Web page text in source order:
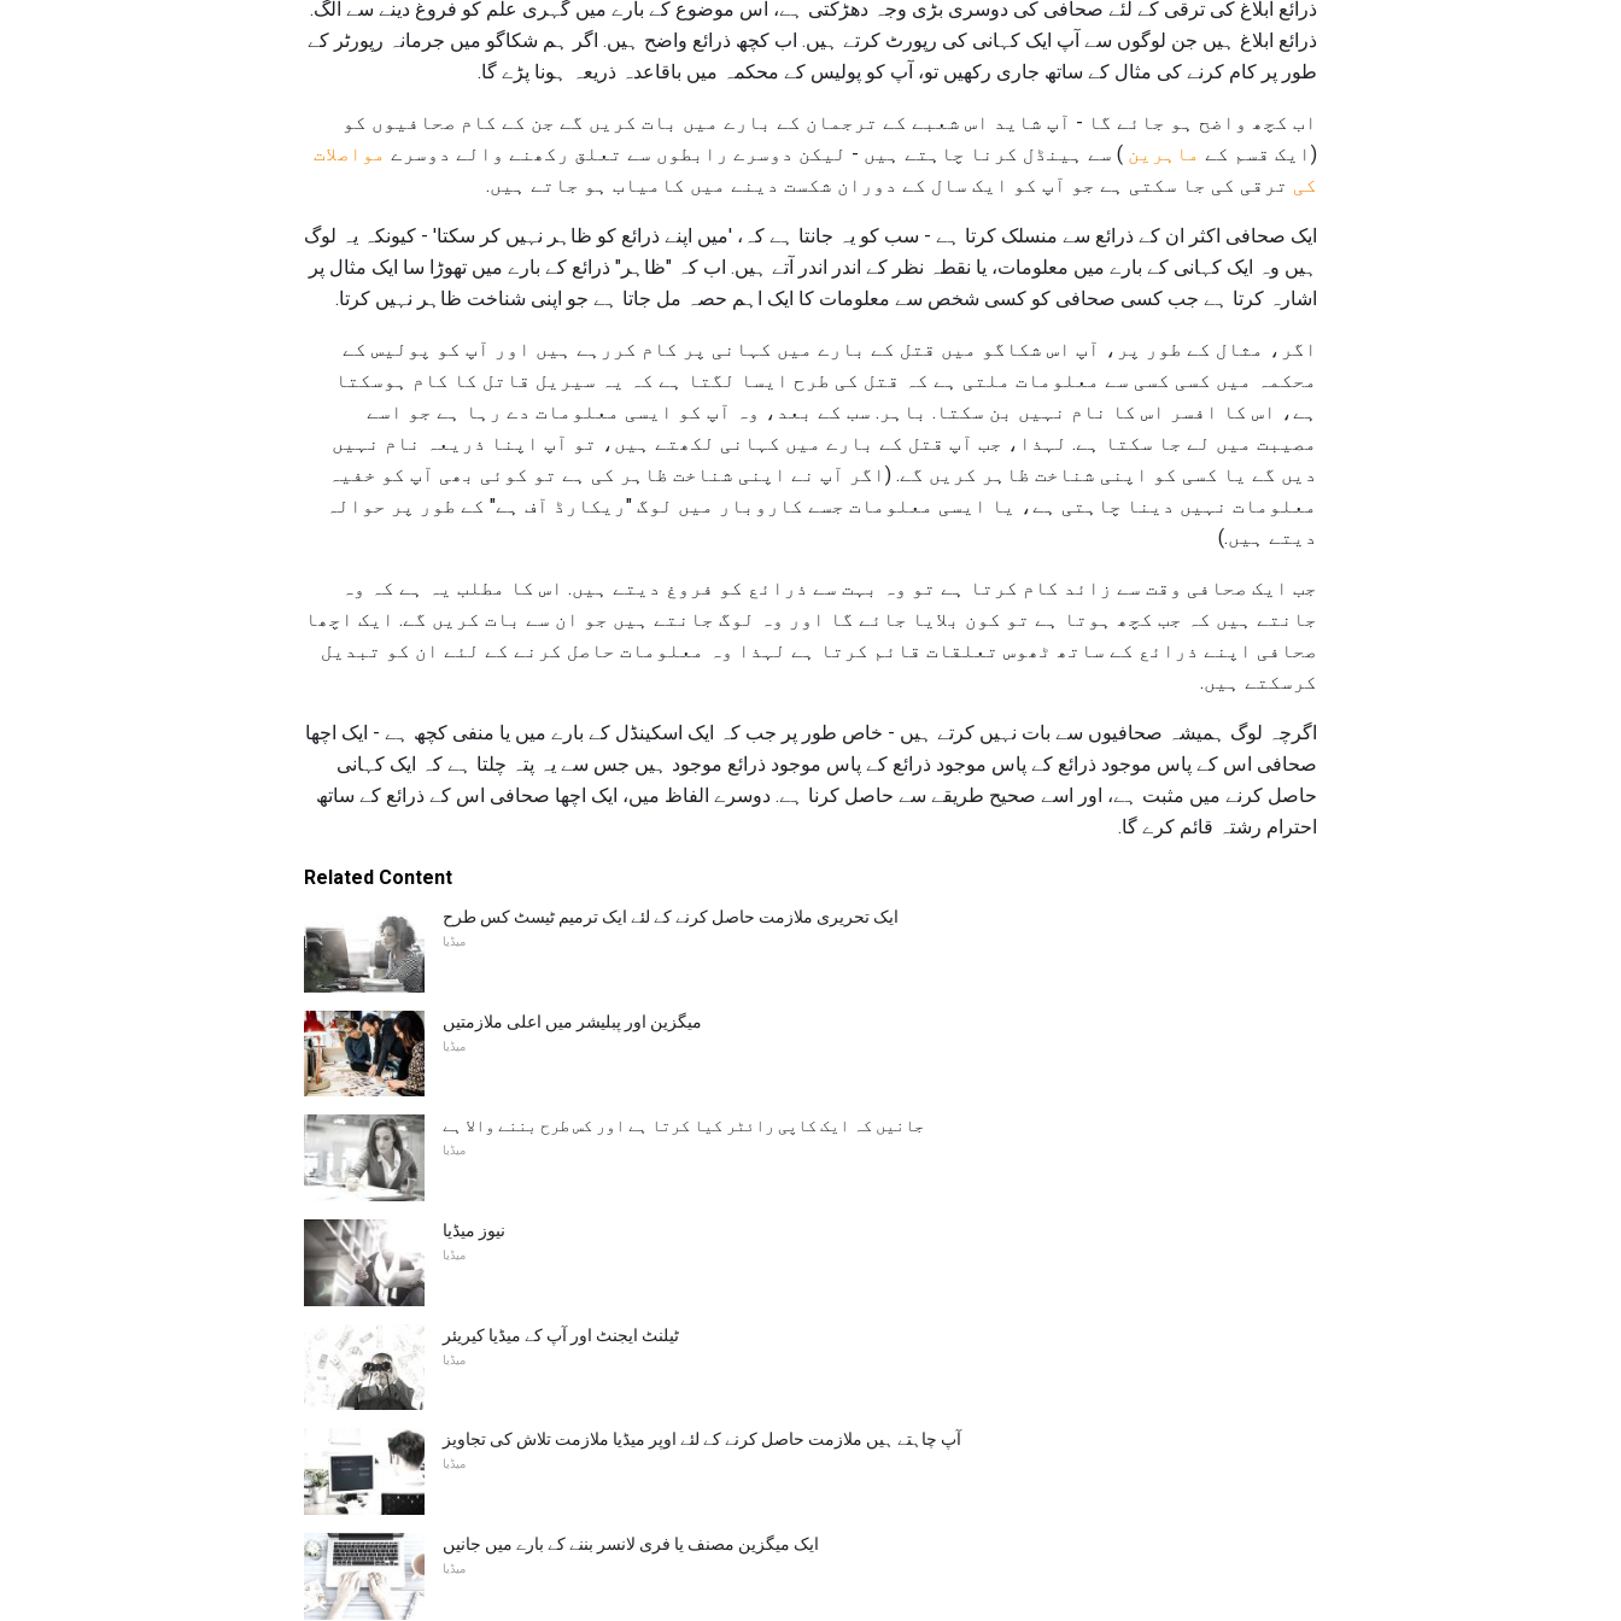
ذرائع ابلاغ کی ترقی کے لئے صحافی کی دوسری بڑی وجہ دھڑکتی ہے، اس موضوع کے بارے میں گہری علم کو فروغ دینے سے الگ.
ذرائع ابلاغ ہیں جن لوگوں سے آپ ایک کہانی کی رپورٹ کرتے ہیں. اب کچھ ذرائع واضح ہیں. اگر ہم شکاگو میں جرمانہ رپورٹر کے
طور پر کام کرنے کی مثال کے ساتھ جاری رکھیں تو، آپ کو پولیس کے محکمہ میں باقاعدہ ذریعہ ہونا پڑے گا.
اب کچھ واضح ہو جائے گا - آپ شاید اس شعبے کے ترجمان کے بارے میں بات کریں گے جن کے کام صحافیوں کو
(ایک قسم کے ماہرین ) سے ہینڈل کرنا چاہتے ہیں - لیکن دوسرے رابطوں سے تعلق رکھنے والے دوسرے مواصلات
کی ترقی کی جا سکتی ہے جو آپ کو ایک سال کے دوران شکست دینے میں کامیاب ہو جاتے ہیں.
ایک صحافی اکثر ان کے ذرائع سے منسلک کرتا ہے - سب کو یہ جانتا ہے کہ، 'میں اپنے ذرائع کو ظاہر نہیں کر سکتا' - کیونکہ یہ لوگ
ہیں وہ ایک کہانی کے بارے میں معلومات، یا نقطہ نظر کے اندر اندر آتے ہیں. اب کہ "ظاہر" ذرائع کے بارے میں تھوڑا سا ایک مثال پر
اشارہ کرتا ہے جب کسی صحافی کو کسی شخص سے معلومات کا ایک اہم حصہ مل جاتا ہے جو اپنی شناخت ظاہر نہیں کرتا.
اگر، مثال کے طور پر، آپ اس شکاگو میں قتل کے بارے میں کہانی پر کام کررہے ہیں اور آپ کو پولیس کے
محکمہ میں کسی کسی سے معلومات ملتی ہے کہ قتل کی طرح ایسا لگتا ہے کہ یہ سیریل قاتل کا کام ہوسکتا
ہے، اس کا افسر اس کا نام نہیں بن سکتا. باہر. سب کے بعد، وہ آپ کو ایسی معلومات دے رہا ہے جو اسے
مصیبت میں لے جا سکتا ہے. لہذا، جب آپ قتل کے بارے میں کہانی لکھتے ہیں، تو آپ اپنا ذریعہ نام نہیں
دیں گے یا کسی کو اپنی شناخت ظاہر کریں گے. (اگر آپ نے اپنی شناخت ظاہر کی ہے تو کوئی بھی آپ کو خفیہ
معلومات نہیں دینا چاہتی ہے، یا ایسی معلومات جسے کاروبار میں لوگ "ریکارڈ آف ہے" کے طور پر حوالہ
دیتے ہیں.)
جب ایک صحافی وقت سے زائد کام کرتا ہے تو وہ بہت سے ذرائع کو فروغ دیتے ہیں. اس کا مطلب یہ ہے کہ وہ
جانتے ہیں کہ جب کچھ ہوتا ہے تو کون بلایا جائے گا اور وہ لوگ جانتے ہیں جو ان سے بات کریں گے. ایک اچھا
صحافی اپنے ذرائع کے ساتھ ٹھوس تعلقات قائم کرتا ہے لہذا وہ معلومات حاصل کرنے کے لئے ان کو تبدیل
کرسکتے ہیں.
اگرچہ لوگ ہمیشہ صحافیوں سے بات نہیں کرتے ہیں - خاص طور پر جب کہ ایک اسکینڈل کے بارے میں یا منفی کچھ ہے - ایک اچھا
صحافی اس کے پاس موجود ذرائع کے پاس موجود ذرائع کے پاس موجود ذرائع موجود ہیں جس سے یہ پتہ چلتا ہے کہ ایک کہانی
حاصل کرنے میں مثبت ہے، اور اسے صحیح طریقے سے حاصل کرنا ہے. دوسرے الفاظ میں، ایک اچھا صحافی اس کے ذرائع کے ساتھ
احترام رشتہ قائم کرے گا.
Related Content
ایک تحریری ملازمت حاصل کرنے کے لئے ایک ترمیم ٹیسٹ کس طرح
میڈیا
میگزین اور پبلیشر میں اعلی ملازمتیں
میڈیا
جانیں کہ ایک کاپی رائٹر کیا کرتا ہے اور کس طرح بننے والا ہے
میڈیا
نیوز میڈیا
میڈیا
ٹیلنٹ ایجنٹ اور آپ کے میڈیا کیریئر
میڈیا
آپ چاہتے ہیں ملازمت حاصل کرنے کے لئے اوپر میڈیا ملازمت تلاش کی تجاویز
میڈیا
ایک میگزین مصنف یا فری لانسر بننے کے بارے میں جانیں
میڈیا